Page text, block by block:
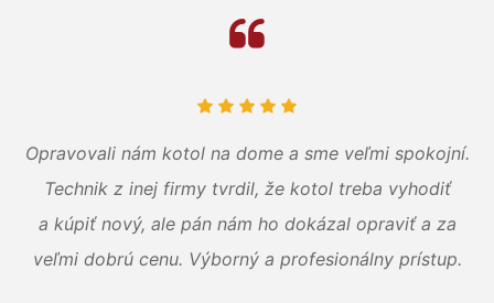
Opravovali nám kotol na dome a sme veľmi spokojní.
Technik z inej firmy tvrdil, že kotol treba vyhodiť
a kúpiť nový, ale pán nám ho dokázal opraviť a za
veľmi dobrú cenu. Výborný a profesionálny prístup.